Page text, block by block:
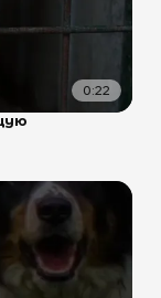
0:22